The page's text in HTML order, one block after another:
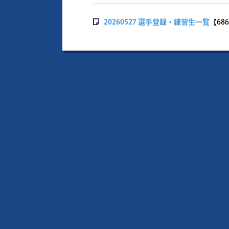
20260527 選手登録・練習生一覧 【